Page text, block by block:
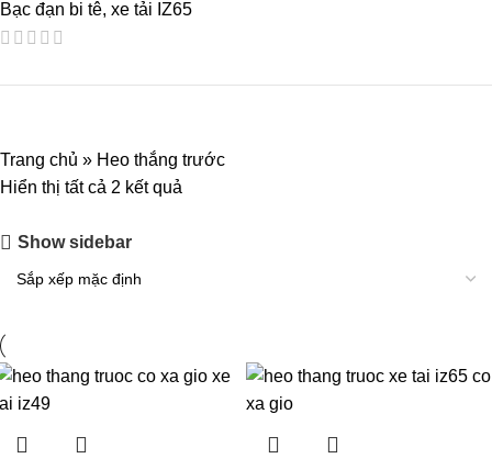
Bạc đạn bi tê, xe tải IZ65
Trang chủ » Heo thắng trước
Hiển thị tất cả 2 kết quả
Show sidebar